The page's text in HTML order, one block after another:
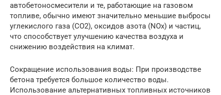
автобетоносмесители и те, работающие на газовом
топливе, обычно имеют значительно меньшие выбросы
углекислого газа (CO2), оксидов азота (NOx) и частиц,
что способствует улучшению качества воздуха и
снижению воздействия на климат.
Сокращение использования воды: При производстве
бетона требуется большое количество воды.
Использование альтернативных топливных источников